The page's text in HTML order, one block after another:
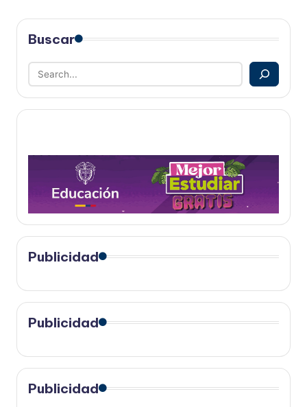
Buscar
Publicidad
Publicidad
Publicidad